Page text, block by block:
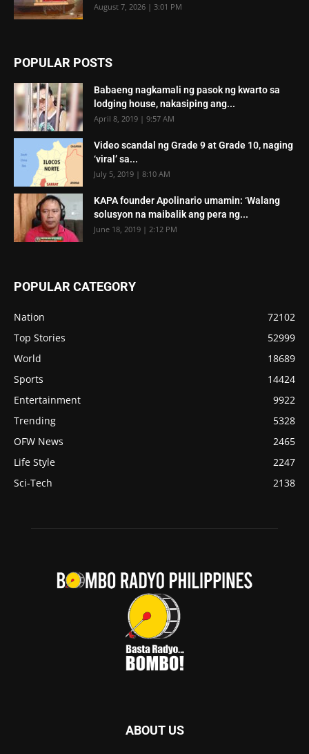
August 7, 2026 | 3:01 PM
POPULAR POSTS
Babaeng nagkamali ng pasok ng kwarto sa
lodging house, nakasiping ang...
April 8, 2019 | 9:57 AM
Video scandal ng Grade 9 at Grade 10, naging
‘viral’ sa...
July 5, 2019 | 8:10 AM
KAPA founder Apolinario umamin: ‘Walang
solusyon na maibalik ang pera ng...
June 18, 2019 | 2:12 PM
POPULAR CATEGORY
Nation
72102
Top Stories
52999
World
18689
Sports
14424
Entertainment
9922
Trending
5328
OFW News
2465
Life Style
2247
Sci-Tech
2138
ABOUT US